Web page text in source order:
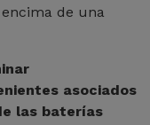
de una
asociados
las baterías